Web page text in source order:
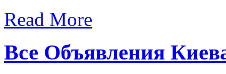
Read More
Все Объявления